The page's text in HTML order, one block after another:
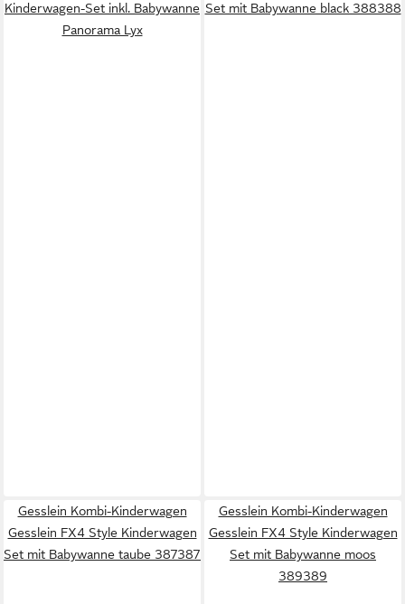
Kinderwagen-Set inkl. Babywanne
Panorama Lyx
Set mit Babywanne black 388388
Gesslein Kombi-Kinderwagen
Gesslein FX4 Style Kinderwagen
Set mit Babywanne taube 387387
Gesslein Kombi-Kinderwagen
Gesslein FX4 Style Kinderwagen
Set mit Babywanne moos
389389